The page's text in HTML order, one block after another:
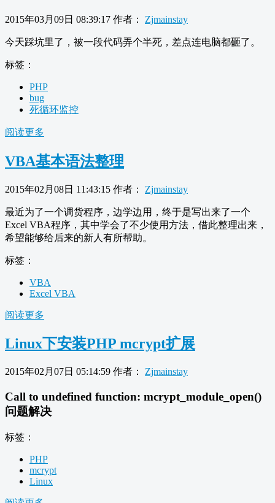
2015年03月09日 08:39:17 作者： Zjmainstay
今天踩坑里了，被一段代码弄个半死，差点连电脑都砸了。
标签：
PHP
bug
死循环监控
阅读更多
VBA基本语法整理
2015年02月08日 11:43:15 作者： Zjmainstay
最近为了一个调货程序，边学边用，终于是写出来了一个
Excel VBA程序，其中学会了不少使用方法，借此整理出来，
希望能够给后来的新人有所帮助。
标签：
VBA
Excel VBA
阅读更多
Linux下安装PHP mcrypt扩展
2015年02月07日 05:14:59 作者： Zjmainstay
Call to undefined function: mcrypt_module_open()
问题解决
标签：
PHP
mcrypt
Linux